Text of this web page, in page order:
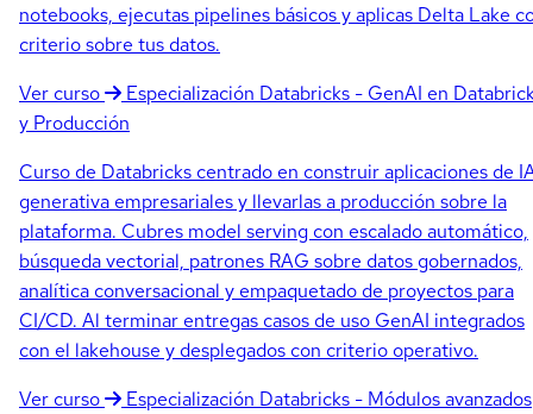
notebooks, ejecutas pipelines básicos y aplicas Delta Lake
criterio sobre tus datos.
Ver curso
Especialización Databricks - GenAI en
y Producción
Curso de Databricks centrado en construir aplicaciones de
generativa empresariales y llevarlas a producción sobre la
plataforma. Cubres model serving con escalado automático,
búsqueda vectorial, patrones RAG sobre datos gobernados,
analítica conversacional y empaquetado de proyectos para
CI/CD. Al terminar entregas casos de uso GenAI integrados
con el lakehouse y desplegados con criterio operativo.
Ver curso
Especialización Databricks - Módulos avanzados